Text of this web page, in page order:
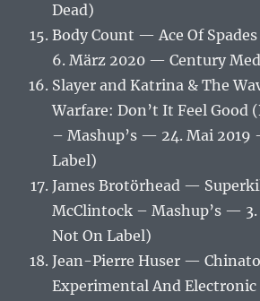
Dead)
Body Count — Ace Of
6. März 2020 — Century
Slayer and Katrina & The
Warfare: Don’t It Feel Good
– Mashup’s — 24. Mai
Label)
James Brotörhead —
McClintock – Mashup’s —
Not On Label)
Jean-Pierre Huser —
Experimental And